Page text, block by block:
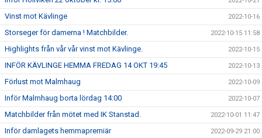
Vinst mot Kävlinge 2022-10-16
Storseger för damerna ! Matchbilder. 2022-10-15 11:58
Highlights från vår vår vinst mot Kävlinge. 2022-10-15
INFÖR KÄVLINGE HEMMA FREDAG 14 OKT 19:45 2022-10-13
Förlust mot Malmhaug 2022-10-09
Inför Malmhaug borta lördag 14:00 2022-10-07
Matchbilder från mötet med IK Stanstad. 2022-10-01 11:47
Inför damlagets hemmapremiär 2022-09-29 21:00